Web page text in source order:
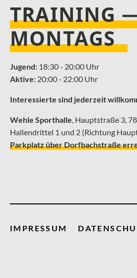
TRAINING
MONTAGS
Jugend: 18:30 - 20:00 Uhr
Aktive: 20:00 - 22:00 Uhr
Interessierte sind jederzeit
Wehle Sporthalle, ­Hauptstraße 3,
Hallendrittel 1 und 2 (Richtung
Parkplatz über Dorfbachstraße
IMPRESSUM